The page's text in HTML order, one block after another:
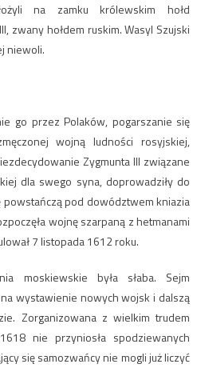
na zamku królewskim hołd
zwany hołdem ruskim. Wasyl Szujski
niewoli.
go przez Polaków, pogarszanie się
wojną ludności rosyjskiej,
Zygmunta III związane
dla swego syna, doprowadziły do
pod dowództwem kniazia
wojnę szarpaną z hetmanami
7 listopada 1612 roku.
moskiewskie była słaba. Sejm
wystawienie nowych wojsk i dalszą
Zorganizowana z wielkim trudem
nie przyniosła spodziewanych
się samozwańcy nie mogli już liczyć